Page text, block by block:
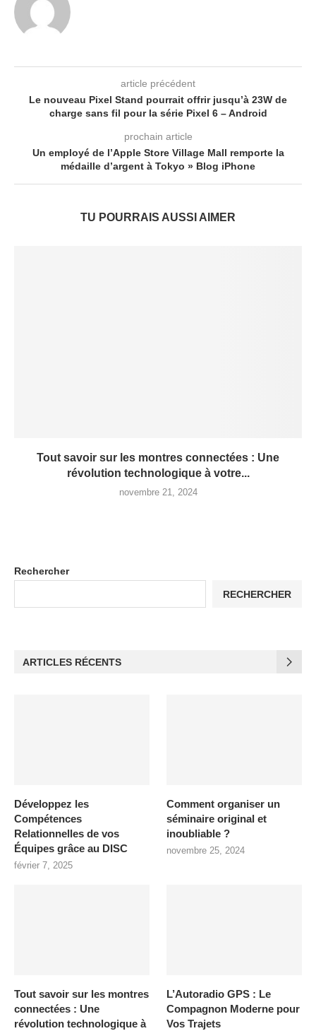
article précédent
Le nouveau Pixel Stand pourrait offrir jusqu’à 23W de
charge sans fil pour la série Pixel 6 – Android
prochain article
Un employé de l’Apple Store Village Mall remporte la
médaille d’argent à Tokyo » Blog iPhone
TU POURRAIS AUSSI AIMER
Tout savoir sur les montres connectées : Une
révolution technologique à votre...
novembre 21, 2024
Rechercher
RECHERCHER
ARTICLES RÉCENTS
Développez les
Compétences
Relationnelles de vos
Équipes grâce au DISC
février 7, 2025
Comment organiser un
séminaire original et
inoubliable ?
novembre 25, 2024
Tout savoir sur les montres
connectées : Une
révolution technologique à
L’Autoradio GPS : Le
Compagnon Moderne pour
Vos Trajets